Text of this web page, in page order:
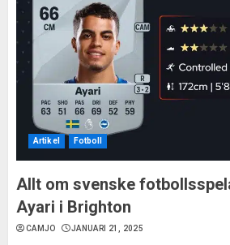
Artikel Fotboll
Allt om svenske
Ayari i Brighton
CAMJO JANUARI 21, 2025